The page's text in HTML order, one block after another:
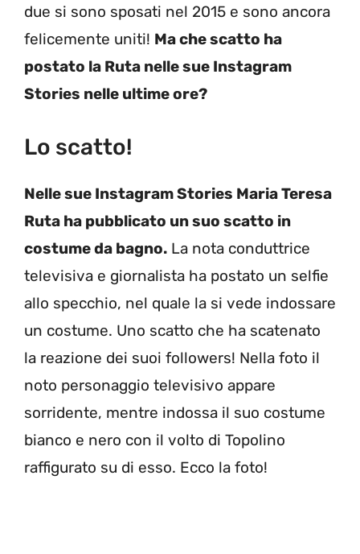
due si sono sposati nel 2015 e sono ancora
felicemente uniti! Ma che scatto ha
postato la Ruta nelle sue Instagram
Stories nelle ultime ore?
Lo scatto!
Nelle sue Instagram Stories Maria Teresa
Ruta ha pubblicato un suo scatto in
costume da bagno. La nota conduttrice
televisiva e giornalista ha postato un selfie
allo specchio, nel quale la si vede indossare
un costume. Uno scatto che ha scatenato
la reazione dei suoi followers! Nella foto il
noto personaggio televisivo appare
sorridente, mentre indossa il suo costume
bianco e nero con il volto di Topolino
raffigurato su di esso. Ecco la foto!